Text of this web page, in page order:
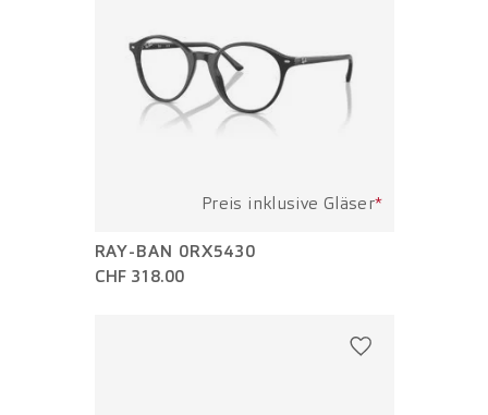
Preis inklusive Gläser*
RAY-BAN 0RX5430
CHF 318.00